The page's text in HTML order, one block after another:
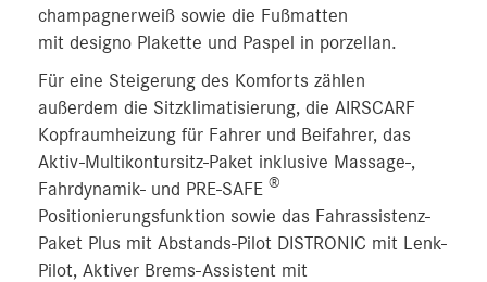
champagnerweiß sowie die Fußmatten
mit designo Plakette und Paspel in porzellan.
Für eine Steigerung des Komforts zählen
außerdem die Sitzklimatisierung, die AIRSCARF
Kopfraumheizung für Fahrer und Beifahrer, das
Aktiv-Multikontursitz-Paket inklusive Massage-,
Fahrdynamik- und PRE-SAFE ®
Positionierungsfunktion sowie das Fahrassistenz-
Paket Plus mit Abstands-Pilot DISTRONIC mit Lenk-
Pilot, Aktiver Brems-Assistent mit